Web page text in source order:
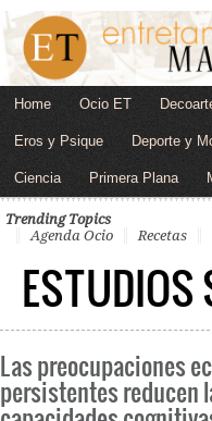
Home Ocio ET
Eros y Psique Deporte y
Ciencia Primera Plana
Trending Topics
Agenda Ocio
Recetas
ESTUDIOS
Las preocupaciones
persistentes reducen